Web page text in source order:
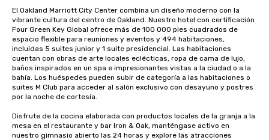
El Oakland Marriott City Center combina un diseño moderno con la
vibrante cultura del centro de Oakland. Nuestro hotel con certificación
Four Green Key Global ofrece más de 100 000 pies cuadrados de
espacio flexible para reuniones y eventos y 494 habitaciones,
incluidas 5 suites junior y 1 suite presidencial. Las habitaciones
cuentan con obras de arte locales eclécticas, ropa de cama de lujo,
baños inspirados en un spa e impresionantes vistas a la ciudad o a la
bahía. Los huéspedes pueden subir de categoría a las habitaciones o
suites M Club para acceder al salón exclusivo con desayuno y postres
por la noche de cortesía.
Disfrute de la cocina elaborada con productos locales de la granja a la
mesa en el restaurante y bar Iron & Oak, manténgase activo en
nuestro gimnasio abierto las 24 horas y explore las atracciones